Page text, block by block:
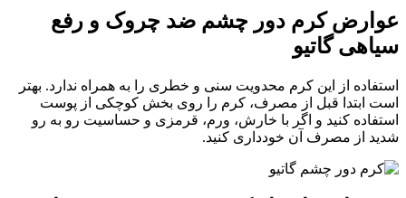
عوارض کرم دور چشم ضد چروک و رفع
سیاهی گاتیو
استفاده از این کرم محدویت سنی و خطری را به همراه ندارد. بهتر
است ابتدا قبل از مصرف، کرم را روی بخش کوچکی از پوست
استفاده کنید و اگر با خارش، ورم، قرمزی و حساسیت رو به رو
شدید از مصرف آن خودداری کنید.